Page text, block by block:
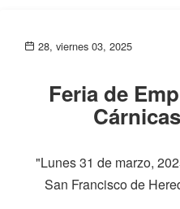
28, viernes 03, 2025
Feria de
"Lunes 31 de marzo,
San Francisco de